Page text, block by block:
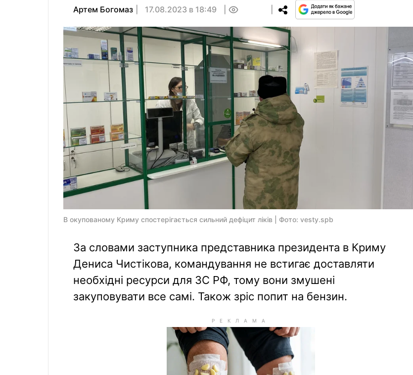
Артем Богомаз 17.08.2023 в 18:49
В окупованому Криму спостерігається сильний дефіцит ліків | Фото: vesty.spb
За словами заступника представника президента в Криму
Дениса Чистiкова, командування не встигає доставляти
необхідні ресурси для ЗС РФ, тому вони змушені
закуповувати все самі. Також зріс попит на бензин.